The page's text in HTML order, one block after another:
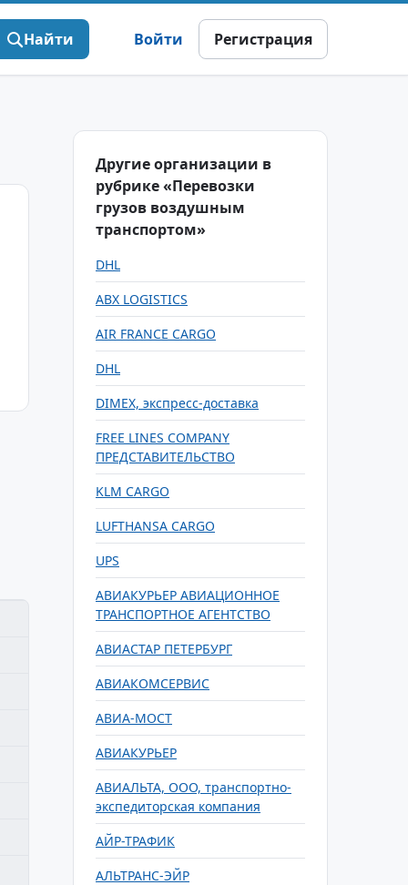
Найти Войти Регистрация
Другие организации в
рубрике «Перевозки
грузов воздушным
транспортом»
DHL
ABX LOGISTICS
AIR FRANCE CARGO
DHL
DIMEX, экспресс-доставка
FREE LINES COMPANY
ПРЕДСТАВИТЕЛЬСТВО
KLM CARGO
LUFTHANSA CARGO
UPS
АВИАКУРЬЕР АВИАЦИОННОЕ
ТРАНСПОРТНОЕ АГЕНТСТВО
АВИАСТАР ПЕТЕРБУРГ
АВИАКОМСЕРВИС
АВИА-МОСТ
АВИАКУРЬЕР
АВИАЛЬТА, ООО, транспортно-
экспедиторская компания
АЙР-ТРАФИК
АЛЬТРАНС-ЭЙР